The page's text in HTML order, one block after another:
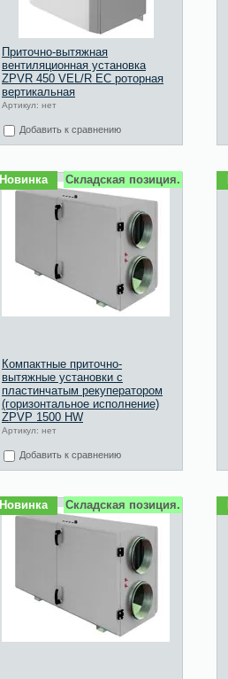
Приточно-вытяжная
вентиляционная установка
ZPVR 450 VEL/R EC роторная
вертикальная
Артикул: нет
Добавить к сравнению
Новинка Складская позиция.
Компактные приточно-
вытяжные установки с
пластинчатым рекуператором
(горизонтальное исполнение)
ZPVP 1500 HW
Артикул: нет
Добавить к сравнению
Новинка Складская позиция.